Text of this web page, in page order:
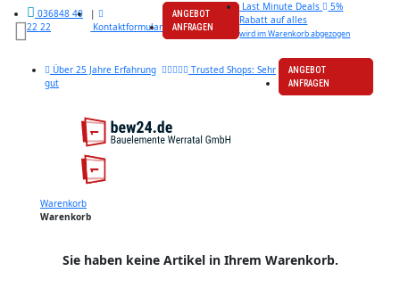
036848 40
22 22
|
Kontaktformular
ANGEBOT
ANFRAGEN
Last Minute Deals
5%
Rabatt auf alles
wird im Warenkorb abgezogen
Über 25 Jahre Erfahrung
Trusted Shops: Sehr
gut
ANGEBOT
ANFRAGEN
Warenkorb
Warenkorb
Sie haben keine Artikel in Ihrem Warenkorb.